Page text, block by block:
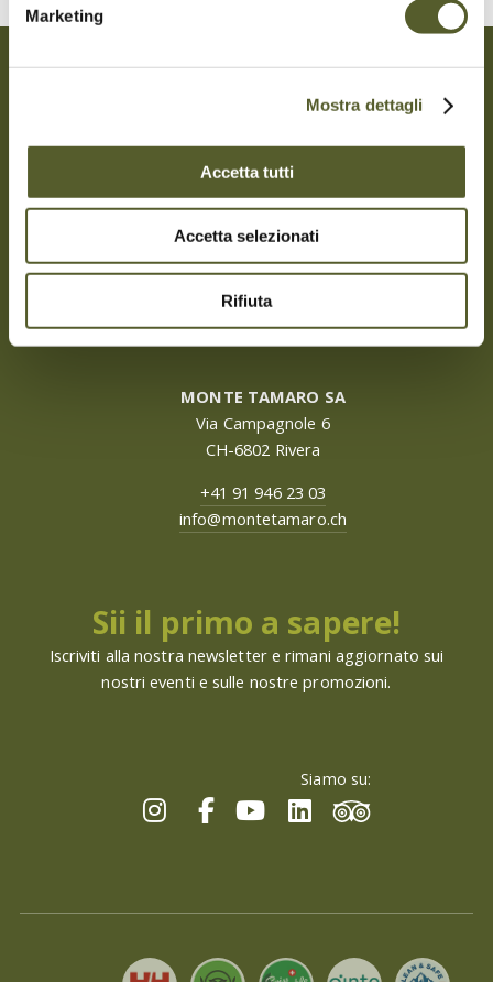
Marketing
Mostra dettagli
Accetta tutti
Accetta selezionati
Rifiuta
MONTE TAMARO SA
Via Campagnole 6
CH-6802 Rivera
+41 91 946 23 03
info@montetamaro.ch
Sii il primo a sapere!
Iscriviti alla nostra newsletter e rimani aggiornato sui
nostri eventi e sulle nostre promozioni.
Siamo su: